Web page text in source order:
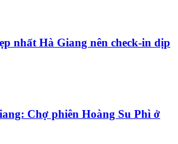
nhất Hà Giang nên check-in dịp
Chợ phiên Hoàng Su Phì ở